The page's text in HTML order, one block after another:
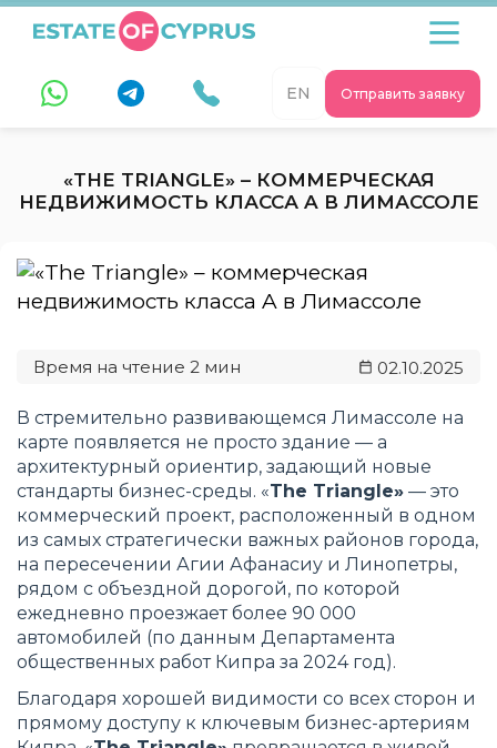
Отправить заявку
EN
«THE TRIANGLE» – КОММЕРЧЕСКАЯ
НЕДВИЖИМОСТЬ КЛАССА A В ЛИМАССОЛЕ
02.10.2025
В стремительно развивающемся Лимассоле на
карте появляется не просто здание — а
архитектурный ориентир, задающий новые
стандарты бизнес-среды. «The Triangle» — это
коммерческий проект, расположенный в одном
из самых стратегически важных районов города,
на пересечении Агии Афанасиу и Линопетры,
рядом с объездной дорогой, по которой
ежедневно проезжает более 90 000
автомобилей (по данным Департамента
общественных работ Кипра за 2024 год).
Благодаря хорошей видимости со всех сторон и
прямому доступу к ключевым бизнес-артериям